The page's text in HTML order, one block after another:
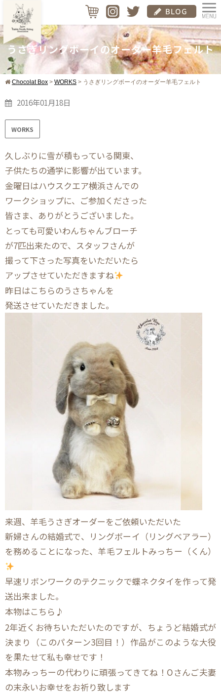
うさぎリングボーイのオーダー羊毛フェルト
Chocolat Box > WORKS > うさぎリングボーイのオーダー羊毛フェルト
2016年01月18日
WORKS
久しぶりに雪が積もっている関東、
子供たちの通学に影響が出ています。
金曜日はハウスクエア横浜さんでの
ワークショップに、ご参加くださった
皆さま、ありがとうございました。
とっても可愛いわんちゃんブローチ
が7匹出来たので、スタッフさんが
撮って下さった写真をいただいたら
アップさせていただきますね
昨日はこちらのうさちゃんを
発送させていただきました。
来週、羊毛うさぎオーダーをご依頼いただいた
新婦さんの結婚式で、リングボーイ（リングベアラー）
を務めることになった、羊毛フェルトみっちー（くん）
早速リボンワークのテクニックで蝶ネクタイを作って発
送出来ました。
本物はこちら♪
2年近くお待ちいただいたのですが、ちょうど結婚式が
決まり（このパターン3回目！）作品がこのような大役
を果たせて私も幸せです！
本物みっちーの代わりに頑張ってきてね！Oさんご夫妻
の末永いお幸せをお祈り致します